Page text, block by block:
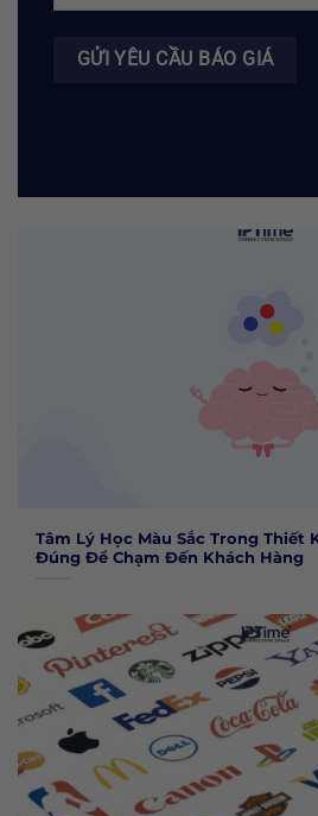
Tâm Lý Học Màu Sắc Trong Thiết
Đúng Để Chạm Đến Khách Hàng